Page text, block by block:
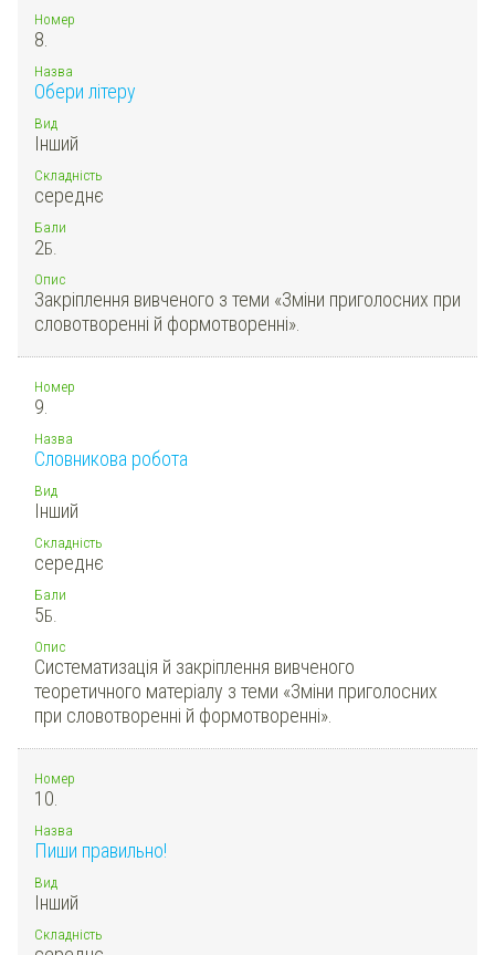
Номер
8.
Назва
Обери літеру
Вид
Інший
Складність
середнє
Бали
2Б.
Опис
Закріплення вивченого з теми «Зміни приголосних при
словотворенні й формотворенні».
Номер
9.
Назва
Словникова робота
Вид
Інший
Складність
середнє
Бали
5Б.
Опис
Систематизація й закріплення вивченого
теоретичного матеріалу з теми «Зміни приголосних
при словотворенні й формотворенні».
Номер
10.
Назва
Пиши правильно!
Вид
Інший
Складність